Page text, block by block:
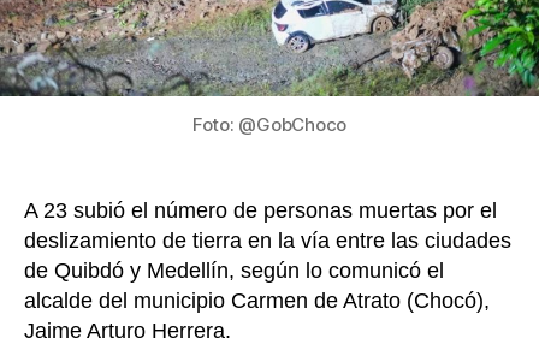
de
tierra
en
a
Foto: @GobChoco
A 23 subió el número de personas muertas por el
deslizamiento de tierra en la vía entre las ciudades
de Quibdó y Medellín, según lo comunicó el
alcalde del municipio Carmen de Atrato (Chocó),
Jaime Arturo Herrera.